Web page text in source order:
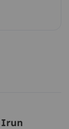
Irun